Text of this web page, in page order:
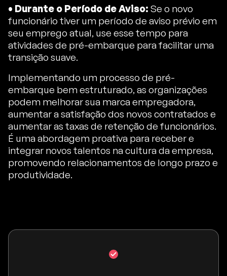
• Durante o Período de Aviso: Se o novo
funcionário tiver um período de aviso prévio em
seu emprego atual, use esse tempo para
atividades de pré-embarque para facilitar uma
transição suave.
Implementando um processo de pré-
embarque bem estruturado, as organizações
podem melhorar sua marca empregadora,
aumentar a satisfação dos novos contratados e
aumentar as taxas de retenção de funcionários.
É uma abordagem proativa para receber e
integrar novos talentos na cultura da empresa,
promovendo relacionamentos de longo prazo e
produtividade.